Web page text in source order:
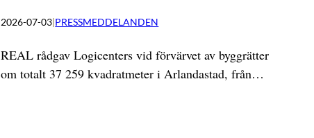
2026-07-03|PRESSMEDDELANDEN
REAL rådgav Logicenters vid förvärvet av byggrätter
om totalt 37 259 kvadratmeter i Arlandastad, från…